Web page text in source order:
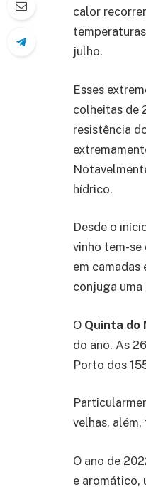
calor
julho.
Esses
colheitas de
resistência
hídrico.
Desde o
vinho tem-
em
conjuga
O Quinta do
do ano. As
Porto dos
velhas,
O ano de
e aromático,